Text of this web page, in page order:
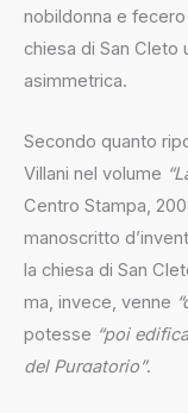
nobildonna e
chiesa di San Cleto
asimmetrica.
Secondo quanto
Villani nel volume
Centro Stampa,
manoscritto
la chiesa di San
ma, invece, venne
potesse “poi
del Purgatorio”.